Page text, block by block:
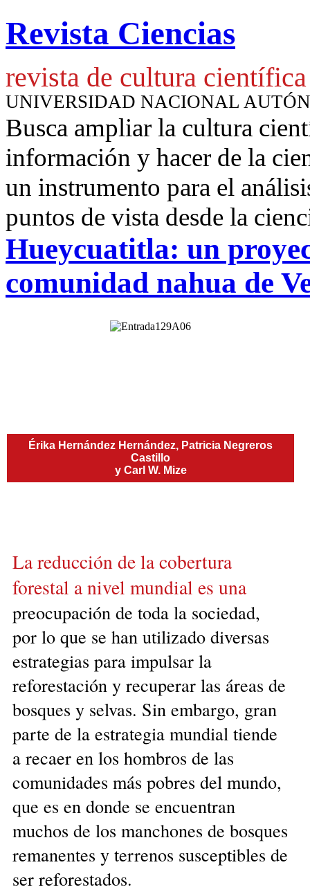
Revista Ciencias
revista de cultura científica
UNIVERSIDAD NACIONAL
Busca ampliar la cultura
información y hacer de la
un instrumento para el
puntos de vista desde la
Hueycuatitla: un
comunidad nahua de
Érika Hernández Hernández, Patricia Negreros
Castillo
y Carl W. Mize
La reducción de la cobertura
forestal a nivel mundial es una
preocupación de toda la sociedad,
por lo que se han utilizado diversas
estrategias para impulsar la
reforestación y recuperar las áreas de
bosques y selvas. Sin embargo, gran
parte de la estrategia mundial tiende
a recaer en los hombros de las
comunidades más pobres del mundo,
que es en donde se encuentran
muchos de los manchones de bosques
remanentes y terrenos susceptibles de
ser reforestados.